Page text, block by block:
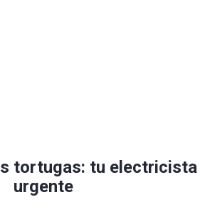
tortugas: tu electricista
urgente